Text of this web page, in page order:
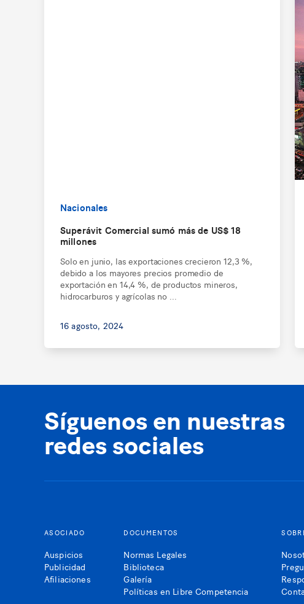
Nacionales
Superávit Comercial sumó más de US$ 18
millones
Solo en junio, las exportaciones crecieron 12,3 %,
debido a los mayores precios promedio de
exportación en 14,4 %, de productos mineros,
hidrocarburos y agrícolas no ...
16 agosto, 2024
Síguenos en nuestras
redes sociales
ASOCIADO
Auspicios
Publicidad
Afiliaciones
DOCUMENTOS
Normas Legales
Biblioteca
Galería
Políticas en Libre Competencia